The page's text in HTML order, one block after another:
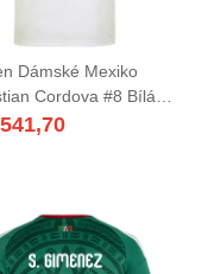
Dámské Mexiko
Cordova #8 Bílá
Zelená Daleko